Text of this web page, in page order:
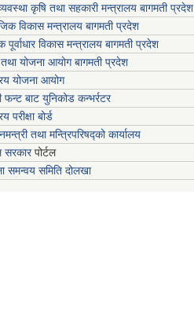
कृषि तथा सहकारी मन्त्रालय बागमती प्रदेश
विकास मन्त्रालय बागमती प्रदेश
पूर्वाधार विकास मन्त्रालय बागमती प्रदेश
तथा योजना आयोग बागमती प्रदेश
योजना आयोग
फन्ट बाट युनिकोड कन्भर्रटर
परीक्षा बोर्ड
तथा मन्त्रिपरिषद्को कार्यालय
सरकारपोर्टल
समन्वय समिति दोलखा